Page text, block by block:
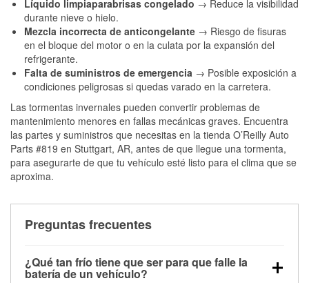
Líquido limpiaparabrisas congelado → Reduce la visibilidad
durante nieve o hielo.
Mezcla incorrecta de anticongelante → Riesgo de fisuras
en el bloque del motor o en la culata por la expansión del
refrigerante.
Falta de suministros de emergencia → Posible exposición a
condiciones peligrosas si quedas varado en la carretera.
Las tormentas invernales pueden convertir problemas de
mantenimiento menores en fallas mecánicas graves. Encuentra
las partes y suministros que necesitas en la tienda O’Reilly Auto
Parts #819 en Stuttgart, AR, antes de que llegue una tormenta,
para asegurarte de que tu vehículo esté listo para el clima que se
aproxima.
Preguntas frecuentes
¿Qué tan frío tiene que ser para que falle la
batería de un vehículo?